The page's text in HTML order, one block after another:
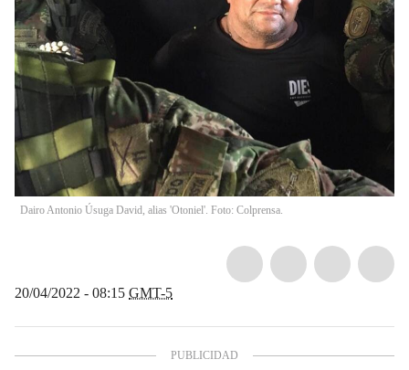
Dairo Antonio Úsuga David, alias 'Otoniel'. Foto: Colprensa.
20/04/2022 - 08:15 GMT-5